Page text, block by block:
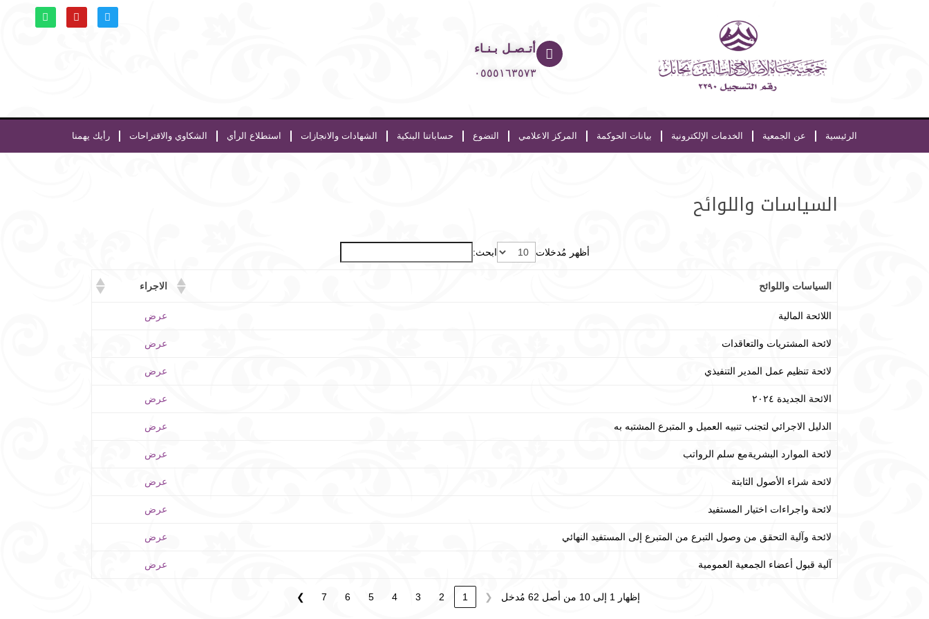
أتـصـل بـنـاء
٠٥٥٥١٦٣٥٧٣
الرئيسية عن الجمعية الخدمات الإلكترونية بيانات الحوكمة المركز الاعلامي التضوع حساباتنا البنكية الشهادات والانجازات استطلاع الرأي الشكاوي والاقتراحات رأيك يهمنا
السياسات واللوائح
أظهر مُدخلات ابحث:
السياسات واللوائح الاجراء
اللائحة المالية عرض
لائحة المشتريات والتعاقدات عرض
لائحة تنظيم عمل المدير التنفيذي عرض
الائحة الجديدة ٢٠٢٤ عرض
الدليل الاجرائي لتجنب تنبيه العميل و المتبرع المشتبه به عرض
لائحة الموارد البشريةمع سلم الرواتب عرض
لائحة شراء الأصول الثابتة عرض
لائحة واجراءات اختيار المستفيد عرض
لائحة وآلية التحقق من وصول التبرع من المتبرع إلى المستفيد النهائي عرض
آلية قبول أعضاء الجمعية العمومية عرض
إظهار 1 إلى 10 من أصل 62 مُدخل ❮
1
2
3
4
5
6
7
❯